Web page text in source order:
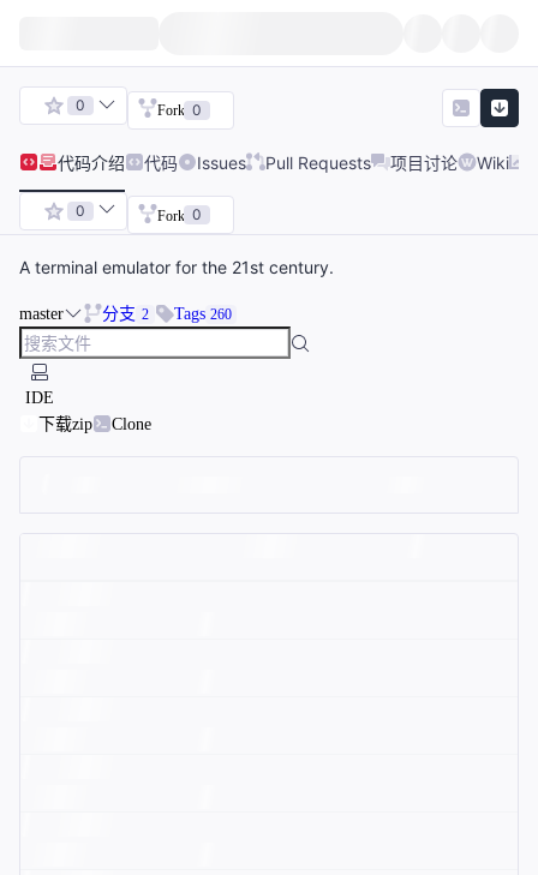
0 Fork 0
代码介绍 代码 Issues Pull Requests 项目讨论 Wiki
0 Fork 0
A terminal emulator for the 21st century.
master 分支 2 Tags 260
IDE
下载zip
Clone